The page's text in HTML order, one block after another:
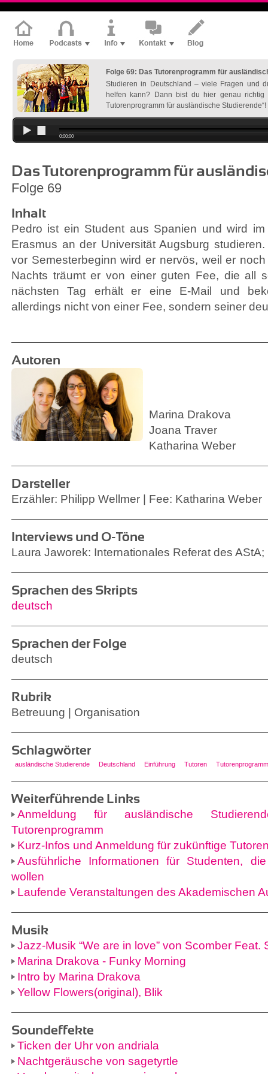
Folge 69: Das Tutorenprogramm für
Studieren in Deutschland – viele Fragen und
helfen kann? Dann bist du hier genau
Tutorenprogramm für ausländische Studierende“!
0:00:00
Das Tutorenprogramm für
Folge 69
Inhalt
Pedro ist ein Student aus Spanien und wird
Erasmus an der Universität Augsburg
vor Semesterbeginn wird er nervös, weil er
Nachts träumt er von einer guten Fee, die all
nächsten Tag erhält er eine E-Mail und
allerdings nicht von einer Fee, sondern seiner
Autoren
Marina Drakova
Joana Traver
Katharina Weber
Darsteller
Erzähler: Philipp Wellmer | Fee: Katharina Weber
Interviews und O-Töne
Laura Jaworek: Internationales Referat des AStA;
Sprachen des Skripts
deutsch
Sprachen der Folge
deutsch
Rubrik
Betreuung | Organisation
Schlagwörter
ausländische Studierende Deutschland Einführung Tutoren Tutorenprogramm
Weiterführende Links
Anmeldung für ausländische
Tutorenprogramm
Kurz-Infos und Anmeldung für zukünftige
Ausführliche Informationen für Studenten,
wollen
Laufende Veranstaltungen des Akademischen
Musik
Jazz-Musik “We are in love” von Scomber Feat.
Marina Drakova - Funky Morning
Intro by Marina Drakova
Yellow Flowers(original), Blik
Soundeffekte
Ticken der Uhr von andriala
Nachtgeräusche von sagetyrtle